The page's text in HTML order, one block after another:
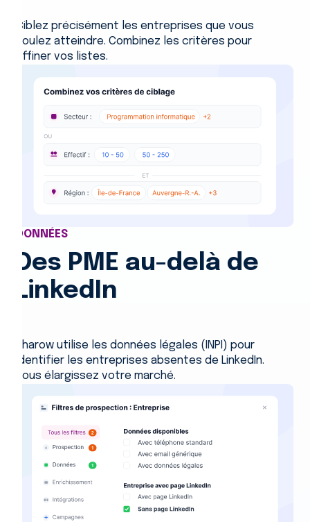
Ciblez précisément les entreprises que vous
voulez atteindre. Combinez les critères pour
affiner vos listes.
DONNÉES
Des PME au-delà de
LinkedIn
Pharow utilise les données légales (INPI) pour
identifier les entreprises absentes de LinkedIn.
Vous élargissez votre marché.